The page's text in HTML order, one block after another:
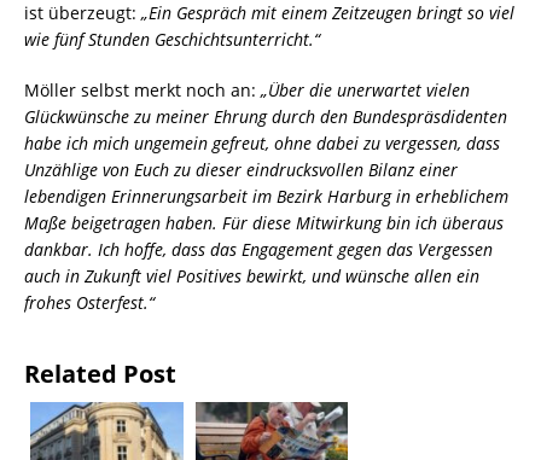
ist überzeugt: „Ein Gespräch mit einem Zeitzeugen bringt so viel
wie fünf Stunden Geschichtsunterricht.“
Möller selbst merkt noch an: „Über die unerwartet vielen
Glückwünsche zu meiner Ehrung durch den Bundespräsdidenten
habe ich mich ungemein gefreut, ohne dabei zu vergessen, dass
Unzählige von Euch zu dieser eindrucksvollen Bilanz einer
lebendigen Erinnerungsarbeit im Bezirk Harburg in erheblichem
Maße beigetragen haben. Für diese Mitwirkung bin ich überaus
dankbar. Ich hoffe, dass das Engagement gegen das Vergessen
auch in Zukunft viel Positives bewirkt, und wünsche allen ein
frohes Osterfest.“
Related Post